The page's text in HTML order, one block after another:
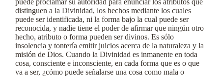
puede proclamar su autoridad para enunciar los atributos que
distinguen a la Divinidad, los hechos mediante los cuales
puede ser identificada, ni la forma bajo la cual puede ser
reconocida, y nadie tiene el poder de afirmar que ningún otro
hecho, atributo o forma pueden ser divinos. Es sólo
insolencia y tontería emitir juicios acerca de la naturaleza y la
misión de Dios. Cuando la Divinidad es inmanente en toda
cosa, consciente e inconsciente, en cada forma que es o que
va a ser, ¿cómo puede señalarse una cosa como mala o